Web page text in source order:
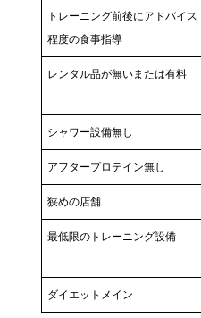
トレーニング前後にアドバイス
程度の食事指導
レンタル品が無いまたは有料
シャワー設備無し
アフタープロテイン無し
狭めの店舗
最低限のトレーニング設備
ダイエットメイン